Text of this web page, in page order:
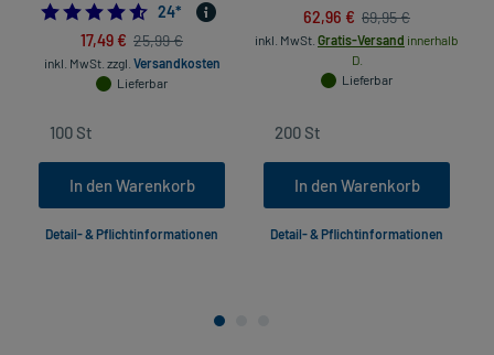
4.625
24*
17,49 € 25,99 €
inkl. MwSt. zzgl. Versandkosten
Lieferbar
In den Warenkorb
Detail- & Pflichtinformationen
62,96 € 69,95 €
inkl. MwSt. Gratis-Versand innerhalb
D.
Lieferbar
In den Warenkorb
Detail- & Pflichtinformationen